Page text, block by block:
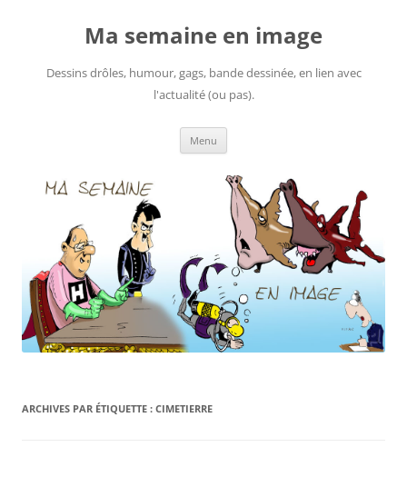
Ma semaine en image
Dessins drôles, humour, gags, bande dessinée, en lien avec
l'actualité (ou pas).
Menu
ARCHIVES PAR ÉTIQUETTE : CIMETIERRE